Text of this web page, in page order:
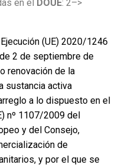
en el DOUE: 2–>
(UE) 2020/1246
2 de septiembre de
renovación de la
sustancia activa
a lo dispuesto en el
nº 1107/2009 del
y del Consejo,
de
y por el que se